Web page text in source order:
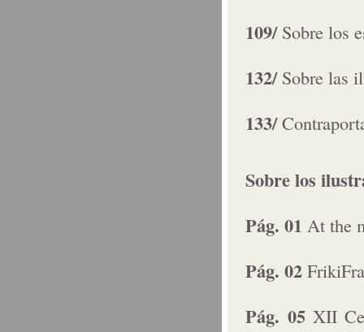
109/ Sobre los
132/ Sobre las
133/
Sobre los
Pág. 01At the
Pág. 02
Pág. 05 XII